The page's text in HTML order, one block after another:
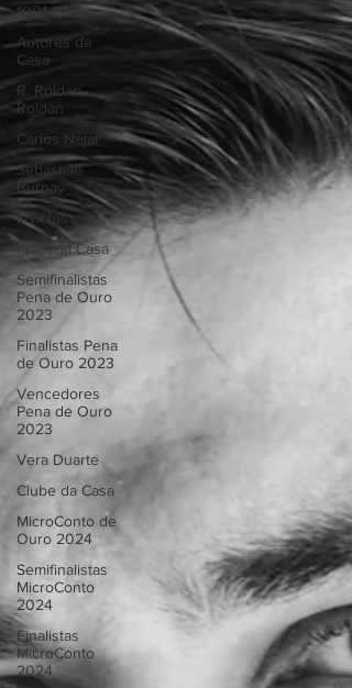
1001 Poetas
Autores da
Casa
R. Roldan-
Roldan
Carlos Nejar
Sebastião
Burnay
Invictus
Prata da Casa
Semifinalistas
Pena de Ouro
2023
Finalistas Pena
de Ouro 2023
Vencedores
Pena de Ouro
2023
Vera Duarte
Clube da Casa
MicroConto de
Ouro 2024
Semifinalistas
MicroConto
2024
Finalistas
MicroConto
2024